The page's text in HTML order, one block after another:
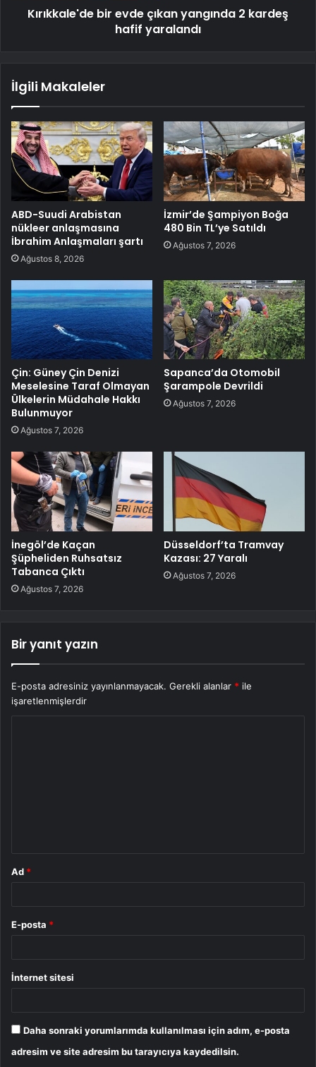
Kırıkkale'de bir evde çıkan yangında 2 kardeş
hafif yaralandı
İlgili Makaleler
ABD-Suudi Arabistan
nükleer anlaşmasına
İbrahim Anlaşmaları şartı
Ağustos 8, 2026
İzmir’de Şampiyon Boğa
480 Bin TL’ye Satıldı
Ağustos 7, 2026
Çin: Güney Çin Denizi
Meselesine Taraf Olmayan
Ülkelerin Müdahale Hakkı
Bulunmuyor
Ağustos 7, 2026
Sapanca’da Otomobil
Şarampole Devrildi
Ağustos 7, 2026
İnegöl’de Kaçan
Şüpheliden Ruhsatsız
Tabanca Çıktı
Ağustos 7, 2026
Düsseldorf’ta Tramvay
Kazası: 27 Yaralı
Ağustos 7, 2026
Bir yanıt yazın
E-posta adresiniz yayınlanmayacak. Gerekli alanlar * ile
işaretlenmişlerdir
Ad *
E-posta *
İnternet sitesi
Daha sonraki yorumlarımda kullanılması için adım, e-posta
adresim ve site adresim bu tarayıcıya kaydedilsin.